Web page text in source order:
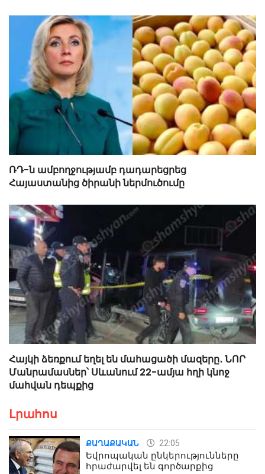
ՌԴ-ն ամբողջությամբ դադարեցրեց
Հայաստանից ծիրանի ներմուծումը
Հայկի ձեռքում եղել են մահացածի մազերը․ ՆՈՐ
Մանրամասներ՝ Սևանում 22-ամյա հղի կնոջ
մահվան դեպքից
Լրահոս
ՔԱՂԱՔԱԿԱՆ 22:05
Եվրոպական ընկերությունները
հրաժարվել են գործարքից